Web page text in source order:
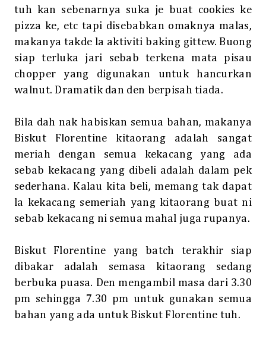
tuh kan sebenarnya suka je buat cookies ke
pizza ke, etc tapi disebabkan omaknya malas,
makanya takde la aktiviti baking gittew. Buong
siap terluka jari sebab terkena mata pisau
chopper yang digunakan untuk hancurkan
walnut. Dramatik dan den berpisah tiada.
Bila dah nak habiskan semua bahan, makanya
Biskut Florentine kitaorang adalah sangat
meriah dengan semua kekacang yang ada
sebab kekacang yang dibeli adalah dalam pek
sederhana. Kalau kita beli, memang tak dapat
la kekacang semeriah yang kitaorang buat ni
sebab kekacang ni semua mahal juga rupanya.
Biskut Florentine yang batch terakhir siap
dibakar adalah semasa kitaorang sedang
berbuka puasa. Den mengambil masa dari 3.30
pm sehingga 7.30 pm untuk gunakan semua
bahan yang ada untuk Biskut Florentine tuh.